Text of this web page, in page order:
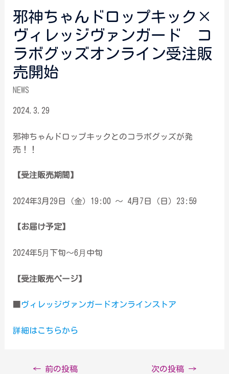
邪神ちゃんドロップキック×
ヴィレッジヴァンガード コ
ラボグッズオンライン受注販
売開始
NEWS
2024.3.29
邪神ちゃんドロップキックとのコラボグッズが発
売！！
【受注販売期間】
2024年3月29日（金）19:00 ～ 4月7日（日）23:59
【お届け予定】
2024年5⽉下旬〜6⽉中旬
【受注販売ページ】
ヴィレッジヴァンガードオンラインストア
詳細はこちらから
←前の投稿 次の投稿 →